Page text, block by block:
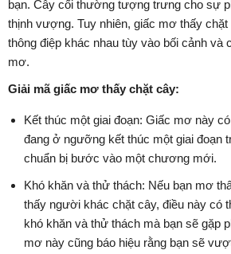
bạn. Cây cối thường tượng trưng cho sự
thịnh vượng. Tuy nhiên, giấc mơ thấy
thông điệp khác nhau tùy vào bối cảnh và
mơ.
Giải mã giấc mơ thấy chặt cây:
Kết thúc một giai đoạn: Giấc mơ này
đang ở ngưỡng kết thúc một giai đoạn
chuẩn bị bước vào một chương mới.
Khó khăn và thử thách: Nếu bạn mơ
thấy người khác chặt cây, điều này có
khó khăn và thử thách mà bạn sẽ gặp
mơ này cũng báo hiệu rằng bạn sẽ